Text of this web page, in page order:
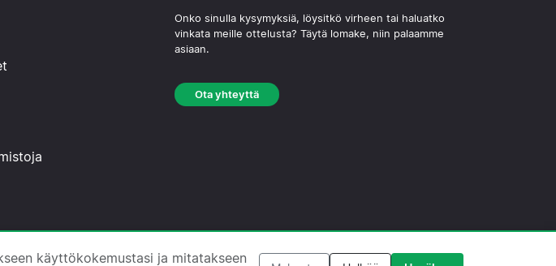
Onko sinulla kysymyksiä, löysitkö virheen tai haluatko
vinkata meille ottelusta? Täytä lomake, niin palaamme
asiaan.
Ota yhteyttä
·Tietosuojakäytäntö·Evästekäytäntö·Toimituksellinen käytäntö
käyttökokemustasi ja mitatakseen